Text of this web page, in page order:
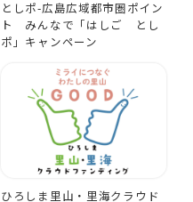
としポ-広島広域都市圏ポイン
ト みんなで「はしご とし
ポ」キャンペーン
ひろしま里山・里海クラウド